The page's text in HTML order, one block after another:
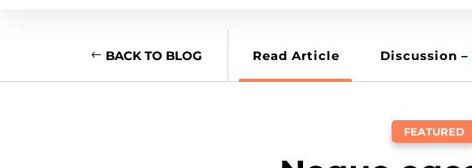
BACK TO BLOG Read Article Discussion –
FEATURED